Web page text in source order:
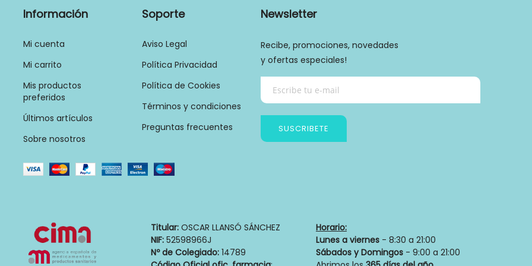
Información
Mi cuenta
Mi carrito
Mis productos
preferidos
Últimos artículos
Sobre nosotros
Soporte
Aviso Legal
Política Privacidad
Política de Cookies
Términos y condiciones
Preguntas frecuentes
Newsletter
Recibe, promociones, novedades
y ofertas especiales!
SUSCRIBETE
Política de privacidad
Titular: OSCAR LLANSÓ SÁNCHEZ
NIF: 52598966J
Nº de Colegiado: 14789
Horario:
Lunes a viernes - 8:30 a 21:00
Sábados y Domingos - 9:00 a 21:00